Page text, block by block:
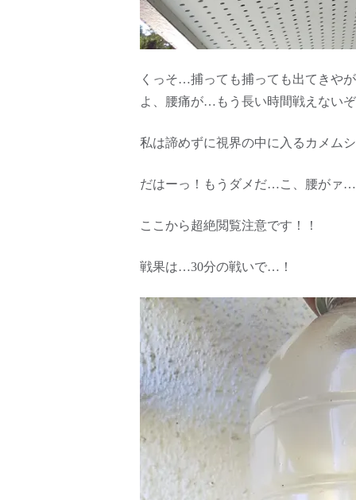
くっそ…捕っても捕っても出てきや
よ、腰痛が…もう長い時間戦えない
私は諦めずに視界の中に入るカメム
だはーっ！もうダメだ…こ、腰がァ
ここから超絶閲覧注意です！！
戦果は…30分の戦いで…！